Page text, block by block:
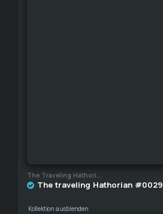
The Traveling Hathorian
The traveling Hathorian #0029
Kollektion ausblenden